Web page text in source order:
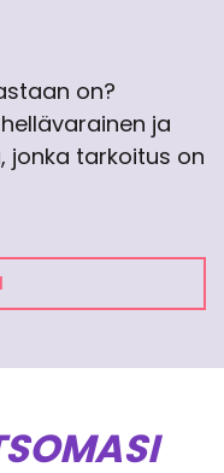
on?
ja
jonka tarkoitus on